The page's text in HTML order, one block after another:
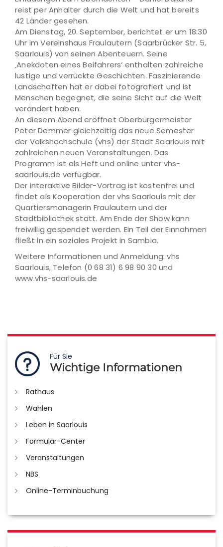
reist per Anhalter durch die Welt und hat bereits
42 Länder gesehen.
Am Dienstag, 20. September, berichtet er um 18:30
Uhr im Vereinshaus Fraulautern (Saarbrücker Str. 5,
Saarlouis) von seinen Abenteuern. Seine
‚Anekdoten eines Beifahrers‘ enthalten zahlreiche
lustige und verrückte Geschichten. Faszinierende
Landschaften hat er dabei fotografiert und ist
Menschen begegnet, die seine Sicht auf die Welt
verändert haben.
An diesem Abend eröffnet Oberbürgermeister
Peter Demmer gleichzeitig das neue Semester
der Volkshochschule (vhs) der Stadt Saarlouis mit
zahlreichen neuen Veranstaltungen. Das
Programm ist als Heft und online unter vhs-
saarlouis.de verfügbar.
Der interaktive Bilder-Vortrag ist kostenfrei und
findet als Kooperation der vhs Saarlouis mit der
Quartiersmanagerin Fraulautern und der
Stadtbibliothek statt. Am Ende der Show kann
freiwillig gespendet werden. Ein Teil der Einnahmen
fließt in ein soziales Projekt in Sambia.
Weitere Informationen und Anmeldung: vhs
Saarlouis, Telefon (0 68 31) 6 98 90 30 und
www.vhs-saarlouis.de
Für Sie
Wichtige Informationen
Rathaus
Wahlen
Leben in Saarlouis
Formular-Center
Veranstaltungen
NBS
Online-Terminbuchung